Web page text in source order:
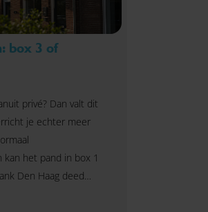
box 3 of
privé? Dan valt dit
je echter meer
kan het pand in box 1
Den Haag deed